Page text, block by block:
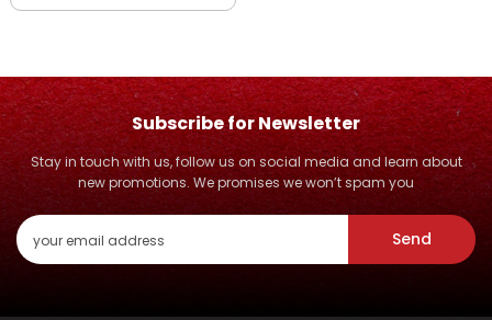
Subscribe for Newsletter
Stay in touch with us, follow us on social media and learn about
new promotions. We promises we won’t spam you
Send